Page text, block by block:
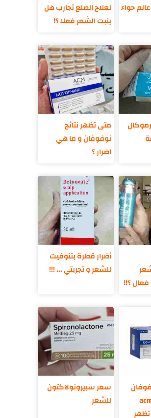
حواء
لعلاج الصلع تجارب هل
ينبت الشعر فعلا ؟!
متى تظهر نتائج
نوفوفان و ما هي
اضرار ؟
فعال ؟!!
أضرار قطرة بتنوفيت
للشعر و تجربتي ... !!!
سعر سبيرونولاكتون
للشعر